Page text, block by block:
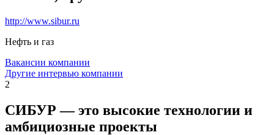
http://www.sibur.ru
Нефть и газ
Вакансии компании
Другие интервью компании
2
СИБУР — это высокие технологии и
амбициозные проекты